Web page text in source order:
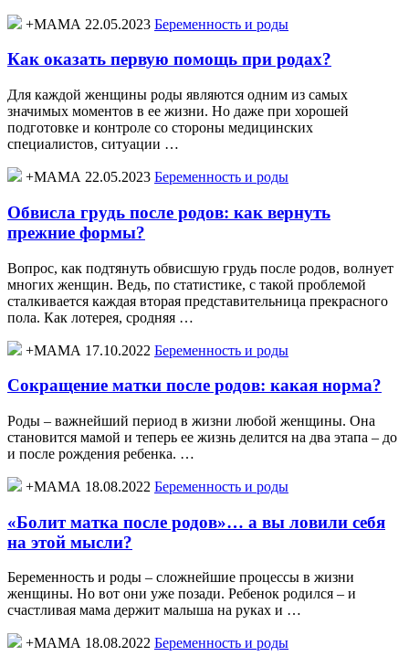
+МАМА 22.05.2023 Беременность и роды
Как оказать первую помощь при родах?
Для каждой женщины роды являются одним из самых
значимых моментов в ее жизни. Но даже при хорошей
подготовке и контроле со стороны медицинских
специалистов, ситуации …
+МАМА 22.05.2023 Беременность и роды
Обвисла грудь после родов: как вернуть
прежние формы?
Вопрос, как подтянуть обвисшую грудь после родов, волнует
многих женщин. Ведь, по статистике, с такой проблемой
сталкивается каждая вторая представительница прекрасного
пола. Как лотерея, сродняя …
+МАМА 17.10.2022 Беременность и роды
Сокращение матки после родов: какая норма?
Роды – важнейший период в жизни любой женщины. Она
становится мамой и теперь ее жизнь делится на два этапа – до
и после рождения ребенка. …
+МАМА 18.08.2022 Беременность и роды
«Болит матка после родов»… а вы ловили себя
на этой мысли?
Беременность и роды – сложнейшие процессы в жизни
женщины. Но вот они уже позади. Ребенок родился – и
счастливая мама держит малыша на руках и …
+МАМА 18.08.2022 Беременность и роды